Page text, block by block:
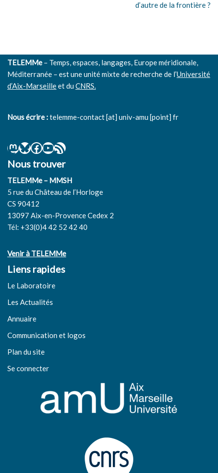
d’autre de la frontière ?
TELEMMe – Temps, espaces, langages, Europe méridionale,
Méditerranée – est une unité mixte de recherche de l’Université
d’Aix-Marseilleet duCNRS.
Nous écrire :telemme-contact [at] univ-amu [point] fr
Nous trouver
TELEMMe – MMSH
5 rue du Château de l’Horloge
CS 90412
13097 Aix-en-Provence Cedex 2
Tél: +33(0)4 42 52 42 40
Venir à TELEMMe
Liens rapides
Le Laboratoire
Les Actualités
Annuaire
Communication et logos
Plan du site
Se connecter